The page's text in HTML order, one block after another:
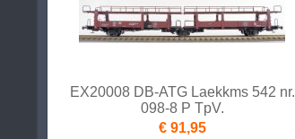
EX20008 DB-ATG Laekkms 542 nr.
098-8 P TpV.
€ 91,95